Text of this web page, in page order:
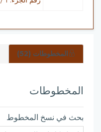
المخطوطات (52)
المخطوطات
بحث في نسخ المخطوط